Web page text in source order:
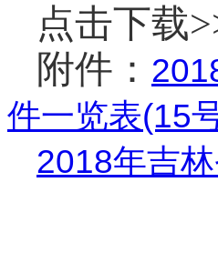
点击下载
附件：
件一览表(15
2018年吉